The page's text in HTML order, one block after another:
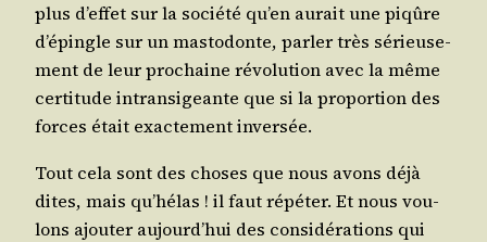
plus d’ef­fet sur la socié­té qu’en aurait une piqûre
d’é­pingle sur un mas­to­donte, par­ler très sérieu­se­
ment de leur pro­chaine révo­lu­tion avec la même
cer­ti­tude intran­si­geante que si la pro­por­tion des
forces était exac­te­ment inversée.
Tout cela sont des choses que nous avons déjà
dites, mais qu’­hé­las ! il faut répé­ter. Et nous vou­
lons ajou­ter aujourd’­hui des consi­dé­ra­tions qui